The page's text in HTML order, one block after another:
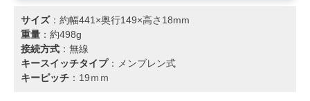
サイズ：約幅441×奥行149×高さ18mm
重量 ：約498g
接続方式 ：無線
キースイッチタイプ：メンブレン式
キーピッチ ：19ｍｍ